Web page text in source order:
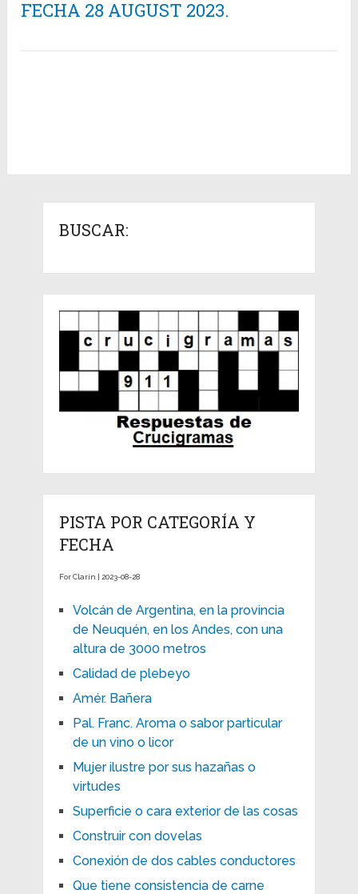
FECHA 28 AUGUST 2023.
BUSCAR:
PISTA POR CATEGORÍA Y
FECHA
For Clarín | 2023-08-28
Volcán de Argentina, en la provincia
de Neuquén, en los Andes, con una
altura de 3000 metros
Calidad de plebeyo
Amér. Bañera
Pal. Franc. Aroma o sabor particular
de un vino o licor
Mujer ilustre por sus hazañas o
virtudes
Superficie o cara exterior de las cosas
Construir con dovelas
Conexión de dos cables conductores
Que tiene consistencia de carne